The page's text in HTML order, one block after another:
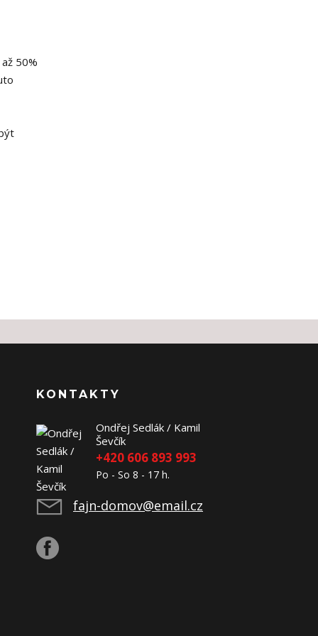
50%
KONTAKTY
Ondřej Sedlák / Kamil
Ševčík
+420 606 893 993
Po - So 8 - 17 h.
fajn-domov@email.cz